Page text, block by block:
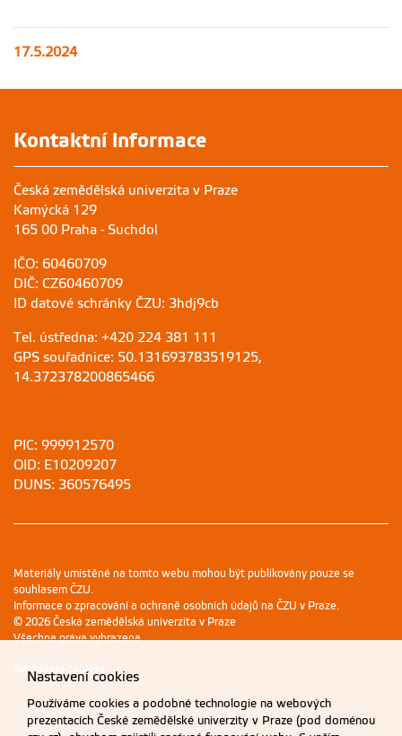
17.5.2024
Kontaktní informace
Česká zemědělská univerzita v Praze
Kamýcká 129
165 00 Praha - Suchdol
IČO: 60460709
DIČ: CZ60460709
ID datové schránky ČZU: 3hdj9cb
Tel. ústředna: +420 224 381 111
GPS souřadnice: 50.131693783519125,
14.372378200865466
PIC: 999912570
OID: E10209207
DUNS: 360576495
Materiály umístěné na tomto webu mohou být publikovány pouze se
souhlasem ČZU.
Informace o zpracování a ochraně osobních údajů na ČZU v Praze.
© 2026 Česká zemědělská univerzita v Praze
Všechna práva vyhrazena
Nastavení cookies
Nastavení cookies
Používáme cookies a podobné technologie na webových
prezentacích České zemědělské univerzity v Praze (pod doménou